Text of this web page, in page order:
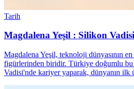
Tarih
Magdalena Yeşil : Silikon
Magdalena Yeşil, teknoloji dünyasının
figürlerinden biridir. Türkiye doğumlu
Vadisi'nde kariyer yaparak, dünyanın